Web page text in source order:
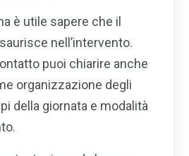
è utile sapere che il
nell’intervento.
puoi chiarire anche
organizzazione degli
della giornata e modalità